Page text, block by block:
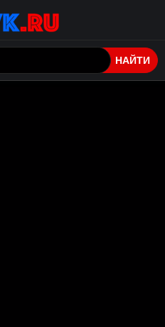
НАЙТИ